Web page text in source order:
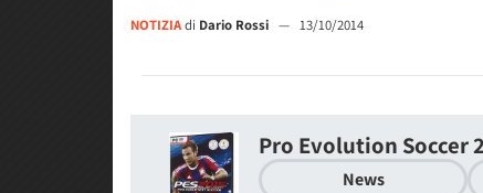
NOTIZIAdi Dario Rossi — 13/10/2014
Pro Evolution Soccer
News